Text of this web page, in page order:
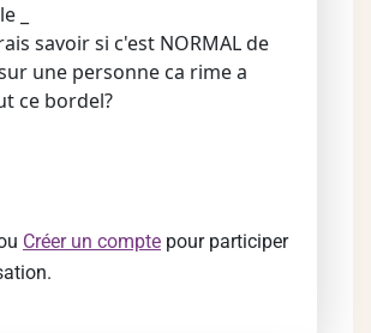
_
savoir si c'est NORMAL de
une personne ca rime a
ce bordel?
Créer un compte pour participer